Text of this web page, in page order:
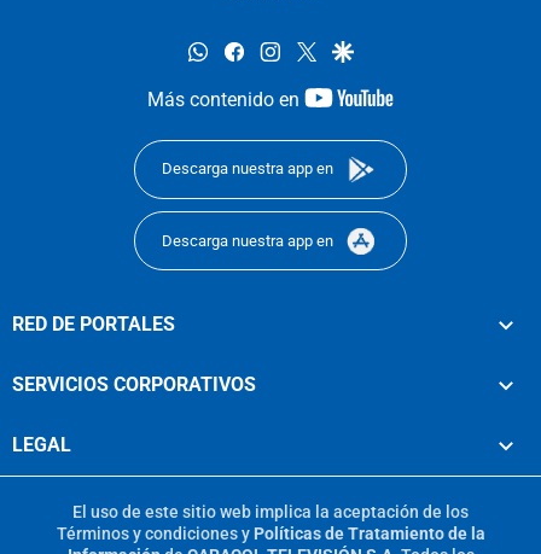
whatsappfacebookinstagram
twittergoogle
Más contenido en
youtube-
Descarga nuestra app en
Descarga nuestra app en
RED DE PORTALES
SERVICIOS CORPORATIVOS
LEGAL
El uso de este sitio web implica la aceptación de los
Términos y condicionesy Políticas de Tratamiento de la